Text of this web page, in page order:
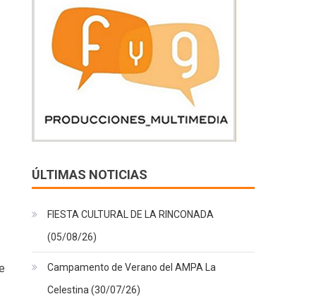
ÚLTIMAS NOTICIAS
FIESTA CULTURAL DE LA RINCONADA
(05/08/26)
Campamento de Verano del AMPA La
Celestina (30/07/26)